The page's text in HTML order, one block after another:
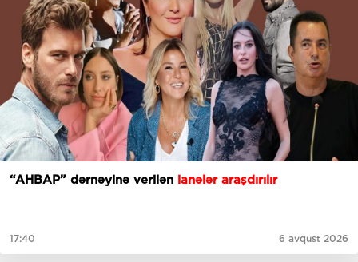
“AHBAP” dərnəyinə verilən ianələr araşdırılır
17:40 6 avqust 2026